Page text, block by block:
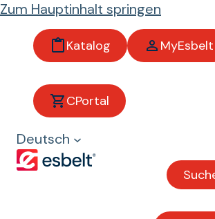
Zum Hauptinhalt springen
Katalog MyEsbelt
CPortal
Deutsch
Bänder
mit
Seitenw